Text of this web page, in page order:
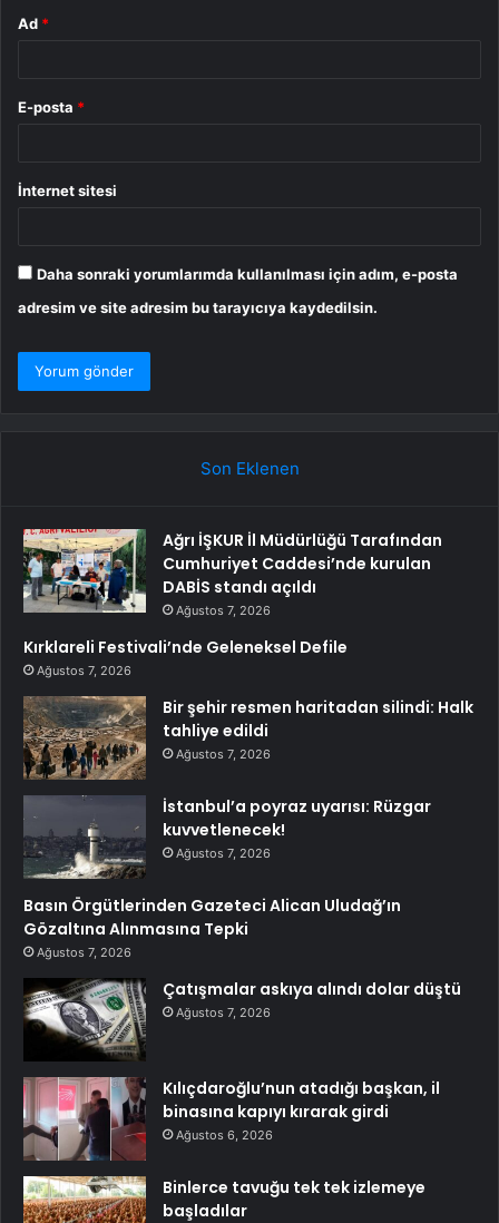
Ad *
E-posta *
İnternet sitesi
Daha sonraki yorumlarımda kullanılması için adım, e-posta
adresim ve site adresim bu tarayıcıya kaydedilsin.
Son Eklenen
Ağrı İŞKUR İl Müdürlüğü Tarafından
Cumhuriyet Caddesi’nde kurulan
DABİS standı açıldı
Ağustos 7, 2026
Kırklareli Festivali’nde Geleneksel Defile
Ağustos 7, 2026
Bir şehir resmen haritadan silindi: Halk
tahliye edildi
Ağustos 7, 2026
İstanbul’a poyraz uyarısı: Rüzgar
kuvvetlenecek!
Ağustos 7, 2026
Basın Örgütlerinden Gazeteci Alican Uludağ’ın
Gözaltına Alınmasına Tepki
Ağustos 7, 2026
Çatışmalar askıya alındı dolar düştü
Ağustos 7, 2026
Kılıçdaroğlu’nun atadığı başkan, il
binasına kapıyı kırarak girdi
Ağustos 6, 2026
Binlerce tavuğu tek tek izlemeye
başladılar